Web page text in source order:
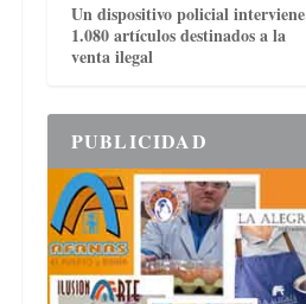
Un dispositivo policial interviene
1.080 artículos destinados a la
venta ilegal
PUBLICIDAD